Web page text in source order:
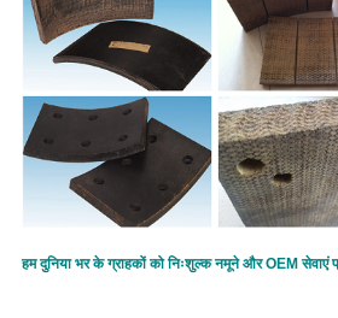
हम दुनिया भर के ग्राहकों को निःशुल्क नमूने और OEM सेवाएं